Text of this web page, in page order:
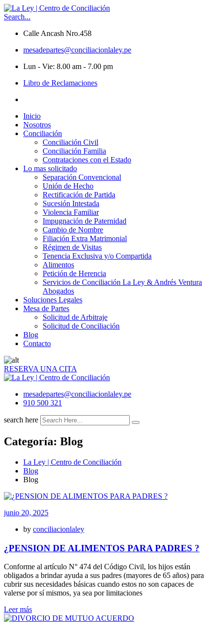
Skip
to
Search...
Calle Ancash Nro.458
mesadepartes@conciliacionlaley.pe
Lun - Vie: 8.00 am - 7.00 pm
Libro de Reclamaciones
Inicio
Nosotros
Conciliación
Conciliación Civil
Conciliación Familia
Contrataciones con el Estado
Lo mas solicitado
Separación Convencional
Unión de Hecho
Rectificación de Partida
Sucesión Intestada
Violencia Familiar
Impugnación de Paternidad
Cambio de Nombre
Filiación Extra Matrimonial
Régimen de Visitas
Tenencia Exclusiva y/o Compartida
Alimentos
Petición de Herencia
Servicios de Conciliación La Ley & Andrés Ventura
Abogados
Soluciones Legales
Mesa de Partes
Solicitud de Arbitraje
Solicitud de Conciliación
Blog
Contacto
RESERVA UNA CITA
mesadepartes@conciliacionlaley.pe
910 500 321
search here
Categoría: Blog
La Ley | Centro de Conciliación
Blog
Blog
junio 20, 2025
by conciliacionlaley
¿PENSION DE ALIMENTOS PARA PADRES ?
Conforme al artículo N° 474 del Código Civil, los hijos están
obligados a brindar ayuda a sus padres (mayores de 65 años) para
cubrir sus necesidades básicas cuando estos no son capaces de
valerse por sí mismos, ya sea por limitaciones
Leer más